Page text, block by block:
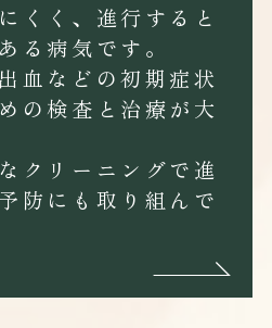
くく、進行すると
る病気です。
血などの初期症状
の検査と治療が大
クリーニングで進
防にも取り組んで